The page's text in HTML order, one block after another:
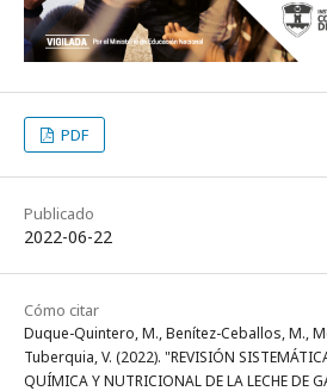
PDF
Publicado
2022-06-22
Cómo citar
Duque-Quintero, M., Benítez-Ceballos, M.,
Tuberquia, V. (2022). "REVISIÓN
QUÍMICA Y NUTRICIONAL DE LA LECHE DE